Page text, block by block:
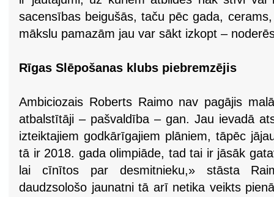
sacensības beigušās, taču pēc gada,
mākslu pamazām jau var sākt izkopt –
Rīgas Slēpošanas klubs piebremzējis
Ambiciozais Roberts Raimo nav pagājis
atbalstītāji – pašvaldība – gan. Jau ievadā
izteiktajiem godkārīgajiem plāniem, tāpēc
tā ir 2018. gada olimpiāde, tad tai ir jāsāk
lai cīnītos par desmitnieku,» stāsta
daudzsološo jaunatni tā arī netika veikts